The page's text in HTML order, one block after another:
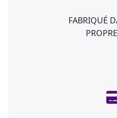
FABRIQUÉ